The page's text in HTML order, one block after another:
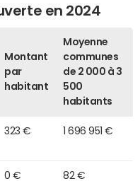
en 2024
Montant
par
habitant
Moyenne
communes
de 2 000 à 3
500
habitants
323 € 1 696 951 €
0 € 82 €